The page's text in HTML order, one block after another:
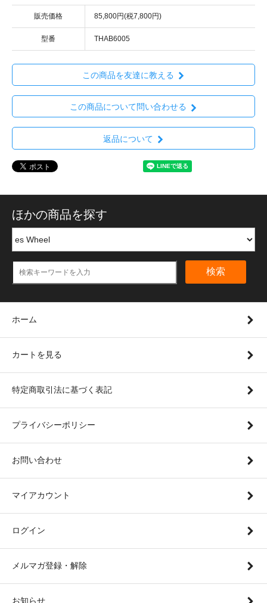
販売価格 85,800円(税7,800円)
型番 THAB6005
この商品を友達に教える
この商品について問い合わせる
返品について
ほかの商品を探す
検索
ホーム
カートを見る
特定商取引法に基づく表記
プライバシーポリシー
お問い合わせ
マイアカウント
ログイン
メルマガ登録・解除
お知らせ